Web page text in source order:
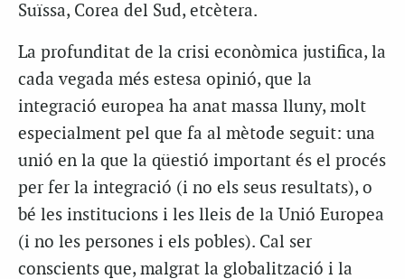
Suïssa, Corea del Sud, etcètera.
La profunditat de la crisi econòmica justifica, la
cada vegada més estesa opinió, que la
integració europea ha anat massa lluny, molt
especialment pel que fa al mètode seguit: una
unió en la que la qüestió important és el procés
per fer la integració (i no els seus resultats), o
bé les institucions i les lleis de la Unió Europea
(i no les persones i els pobles). Cal ser
conscients que, malgrat la globalització i la